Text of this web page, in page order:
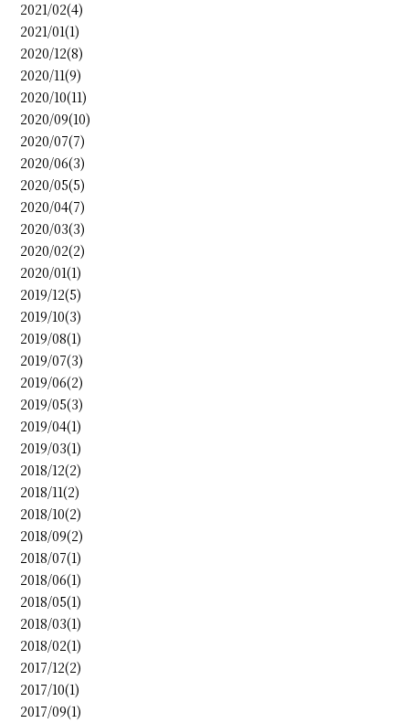
2021/02(4)
2021/01(1)
2020/12(8)
2020/11(9)
2020/10(11)
2020/09(10)
2020/07(7)
2020/06(3)
2020/05(5)
2020/04(7)
2020/03(3)
2020/02(2)
2020/01(1)
2019/12(5)
2019/10(3)
2019/08(1)
2019/07(3)
2019/06(2)
2019/05(3)
2019/04(1)
2019/03(1)
2018/12(2)
2018/11(2)
2018/10(2)
2018/09(2)
2018/07(1)
2018/06(1)
2018/05(1)
2018/03(1)
2018/02(1)
2017/12(2)
2017/10(1)
2017/09(1)